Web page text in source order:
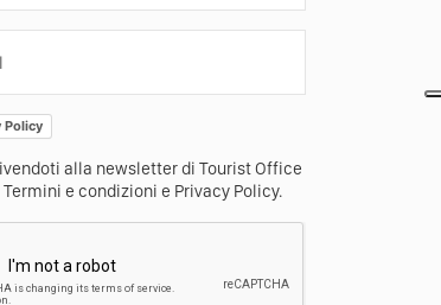
Policy
alla newsletter di Tourist Office
e condizioni e Privacy Policy.